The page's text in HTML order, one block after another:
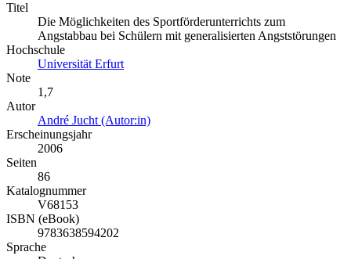
Titel
Die Möglichkeiten des Sportförderunterrichts zum
Angstabbau bei Schülern mit generalisierten Angststörungen
Hochschule
Universität Erfurt
Note
1,7
Autor
André Jucht (Autor:in)
Erscheinungsjahr
2006
Seiten
86
Katalognummer
V68153
ISBN (eBook)
9783638594202
Sprache